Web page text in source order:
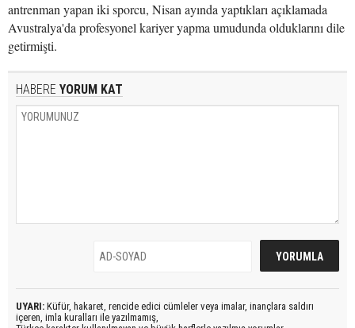
antrenman yapan iki sporcu, Nisan ayında yaptıkları açıklamada
Avustralya'da profesyonel kariyer yapma umudunda olduklarını dile
getirmişti.
HABERE YORUM KAT
UYARI: Küfür, hakaret, rencide edici cümleler veya imalar, inançlara saldırı
içeren, imla kuralları ile yazılmamış,